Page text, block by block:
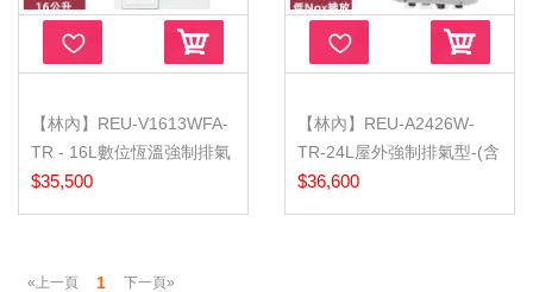
【林內】REU-V1613WFA-
TR - 16L數位恆溫強制排氣
熱水器...
$35,500
【林內】REU-A2426W-
TR-24L屋外強制排氣型-(含
基本安裝...
$36,600
«上一頁 1 下一頁»